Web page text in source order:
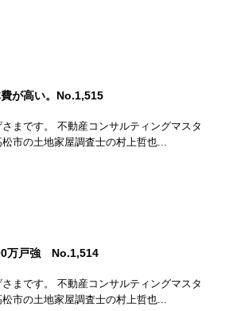
が高い。No.1,515
さまです。 不動産コンサルティングマスタ
市の土地家屋調査士の村上哲也...
万戸強 No.1,514
さまです。 不動産コンサルティングマスタ
市の土地家屋調査士の村上哲也...